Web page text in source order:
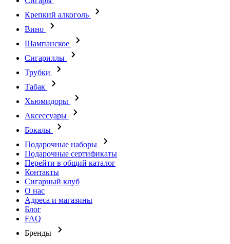
Крепкий алкоголь
Вино
Шампанское
Сигариллы
Трубки
Табак
Хьюмидоры
Аксессуары
Бокалы
Подарочные наборы
Подарочные сертификаты
Перейти в общий каталог
Контакты
Сигарный клуб
О нас
Адреса и магазины
Блог
FAQ
Бренды